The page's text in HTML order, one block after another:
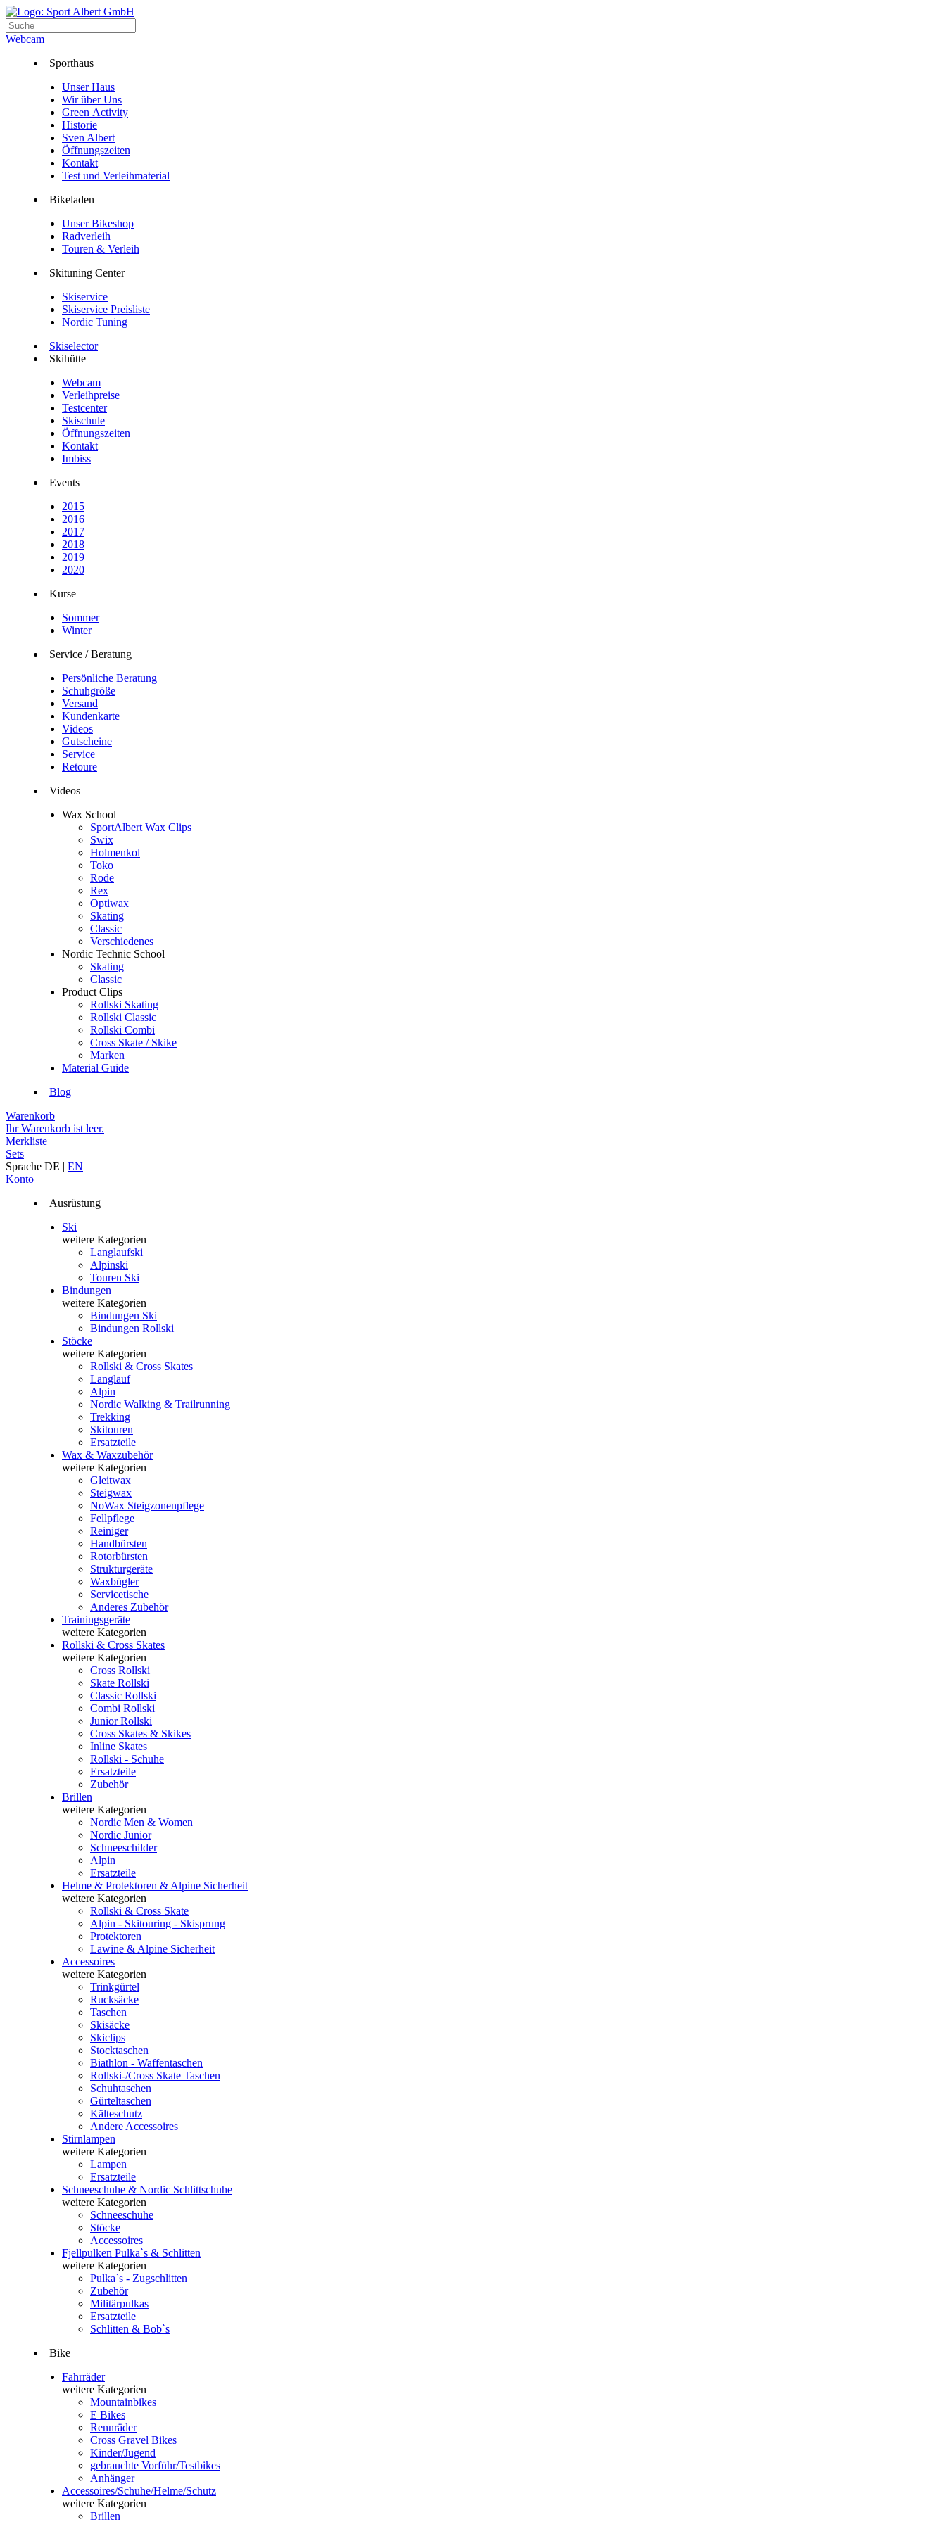
Webcam
Sporthaus
Unser Haus
Wir über Uns
Green Activity
Historie
Sven Albert
Öffnungszeiten
Kontakt
Test und Verleihmaterial
Bikeladen
Unser Bikeshop
Radverleih
Touren & Verleih
Skituning Center
Skiservice
Skiservice Preisliste
Nordic Tuning
Skiselector
Skihütte
Webcam
Verleihpreise
Testcenter
Skischule
Öffnungszeiten
Kontakt
Imbiss
Events
2015
2016
2017
2018
2019
2020
Kurse
Sommer
Winter
Service / Beratung
Persönliche Beratung
Schuhgröße
Versand
Kundenkarte
Videos
Gutscheine
Service
Retoure
Videos
Wax School
SportAlbert Wax Clips
Swix
Holmenkol
Toko
Rode
Rex
Optiwax
Skating
Classic
Verschiedenes
Nordic Technic School
Skating
Classic
Product Clips
Rollski Skating
Rollski Classic
Rollski Combi
Cross Skate / Skike
Marken
Material Guide
Blog
Warenkorb
Ihr Warenkorb ist leer.
Merkliste
Sets
Sprache DE | EN
Konto
Ausrüstung
Ski
weitere Kategorien
Langlaufski
Alpinski
Touren Ski
Bindungen
weitere Kategorien
Bindungen Ski
Bindungen Rollski
Stöcke
weitere Kategorien
Rollski & Cross Skates
Langlauf
Alpin
Nordic Walking & Trailrunning
Trekking
Skitouren
Ersatzteile
Wax & Waxzubehör
weitere Kategorien
Gleitwax
Steigwax
NoWax Steigzonenpflege
Fellpflege
Reiniger
Handbürsten
Rotorbürsten
Strukturgeräte
Waxbügler
Servicetische
Anderes Zubehör
Trainingsgeräte
weitere Kategorien
Rollski & Cross Skates
weitere Kategorien
Cross Rollski
Skate Rollski
Classic Rollski
Combi Rollski
Junior Rollski
Cross Skates & Skikes
Inline Skates
Rollski - Schuhe
Ersatzteile
Zubehör
Brillen
weitere Kategorien
Nordic Men & Women
Nordic Junior
Schneeschilder
Alpin
Ersatzteile
Helme & Protektoren & Alpine Sicherheit
weitere Kategorien
Rollski & Cross Skate
Alpin - Skitouring - Skisprung
Protektoren
Lawine & Alpine Sicherheit
Accessoires
weitere Kategorien
Trinkgürtel
Rucksäcke
Taschen
Skisäcke
Skiclips
Stocktaschen
Biathlon - Waffentaschen
Rollski-/Cross Skate Taschen
Schuhtaschen
Gürteltaschen
Kälteschutz
Andere Accessoires
Stirnlampen
weitere Kategorien
Lampen
Ersatzteile
Schneeschuhe & Nordic Schlittschuhe
weitere Kategorien
Schneeschuhe
Stöcke
Accessoires
Fjellpulken Pulka`s & Schlitten
weitere Kategorien
Pulka`s - Zugschlitten
Zubehör
Militärpulkas
Ersatzteile
Schlitten & Bob`s
Bike
Fahrräder
weitere Kategorien
Mountainbikes
E Bikes
Rennräder
Cross Gravel Bikes
Kinder/Jugend
gebrauchte Vorführ/Testbikes
Anhänger
Accessoires/Schuhe/Helme/Schutz
weitere Kategorien
Brillen